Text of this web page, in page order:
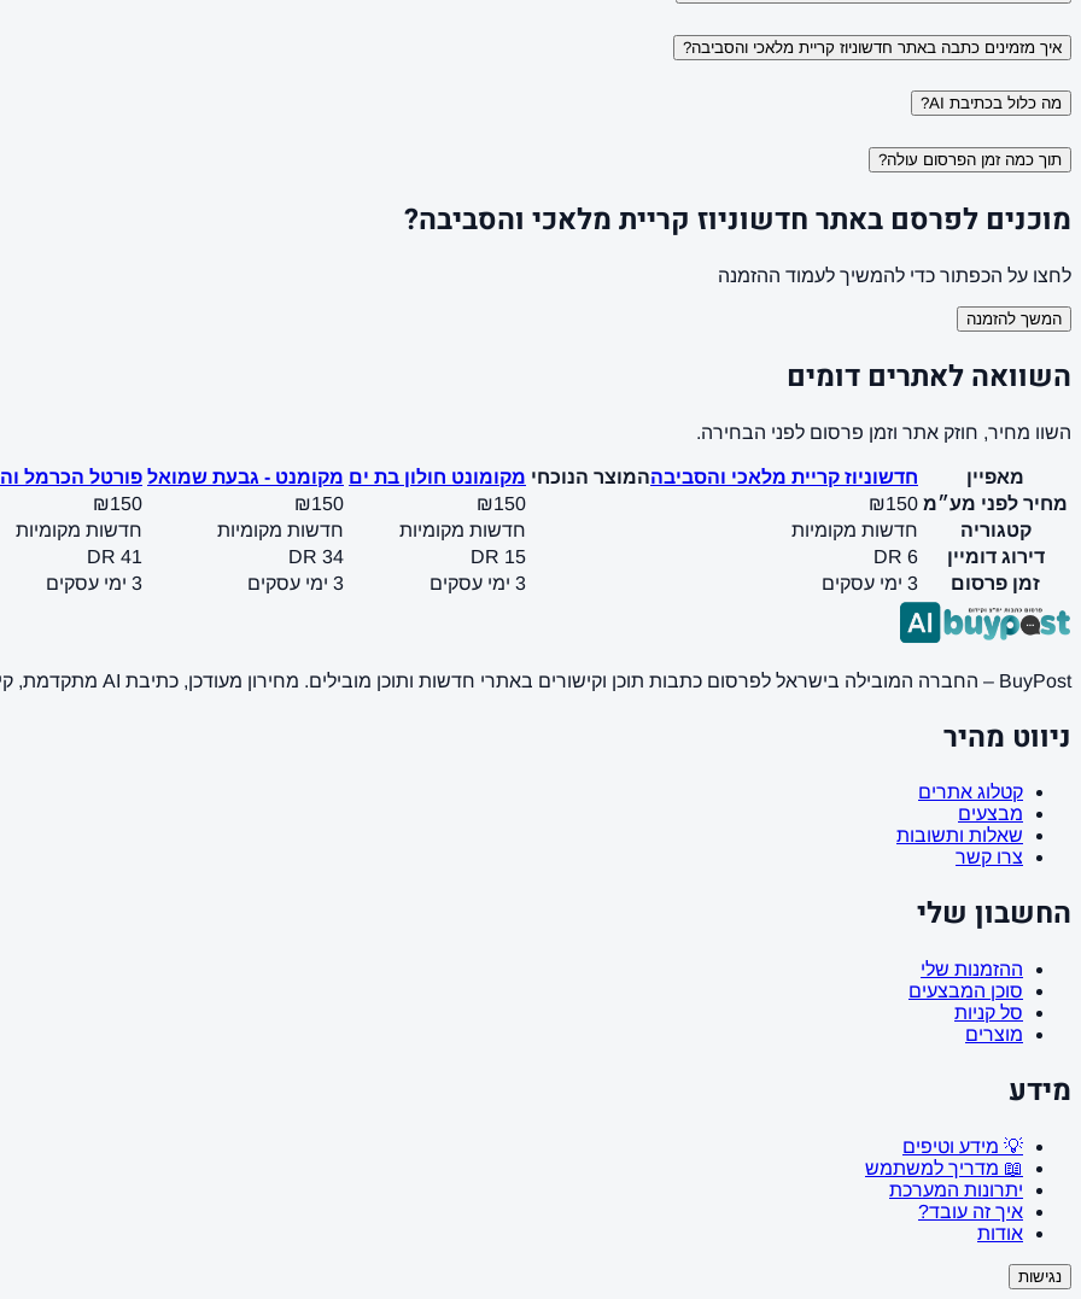
איך מזמינים כתבה באתר חדשוניוז קריית מלאכי והסביבה?
מה כלול בכתיבת AI?
תוך כמה זמן הפרסום עולה?
מוכנים לפרסם באתר חדשוניוז קריית מלאכי והסביבה?
לחצו על הכפתור כדי להמשיך לעמוד ההזמנה
המשך להזמנה
השוואה לאתרים דומים
השוו מחיר, חוזק אתר וזמן פרסום לפני הבחירה.
מאפיין חדשוניוז קריית מלאכי והסביבההמוצר הנוכחי מקומונט חולון בת ים מקומנט - גבעת שמואל פורטל הכרמל
מחיר לפני מע״מ ₪150
₪150
₪150
₪150
קטגוריה
חדשות מקומיות חדשות מקומיות חדשות מקומיות
חדשות מקומיות
דירוג דומיין
DR 6
DR 15
DR 34
DR 41
זמן פרסום
3 ימי עסקים 3 ימי עסקים 3 ימי עסקים 3 ימי עסקים
BuyPost – החברה המובילה בישראל לפרסום כתבות תוכן וקישורים באתרי חדשות ותוכן מובילים. מחירון מעודכן, כתיבת AI מתקדמת, קידום אתרים SEO מקצועי. 11 שנות ניסיון ואלפי לקוחות מרוצים.
ניווט מהיר
קטלוג אתרים
מבצעים
שאלות ותשובות
צרו קשר
החשבון שלי
ההזמנות שלי
סוכן המבצעים
סל קניות
מוצרים
מידע
💡 מידע וטיפים
📖 מדריך למשתמש
יתרונות המערכת
איך זה עובד?
אודות
נגישות